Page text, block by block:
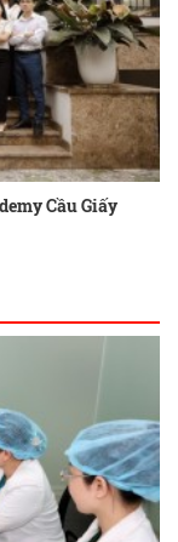
Cầu Giấy